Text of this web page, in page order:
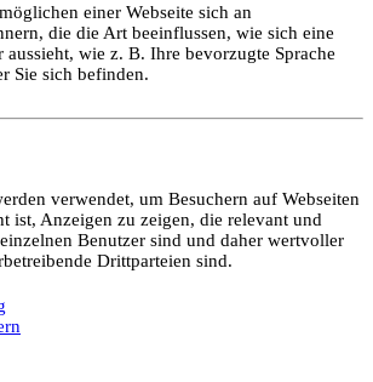
einer Webseite sich an
die die Art beeinflussen, wie sich eine
aussieht, wie z. B. Ihre bevorzugte Sprache
Sie sich befinden.
verwendet, um Besuchern auf Webseiten
ist, Anzeigen zu zeigen, die relevant und
Benutzer sind und daher wertvoller
Drittparteien sind.